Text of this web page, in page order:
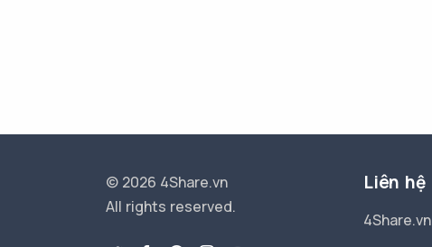
© 2026 4Share.vn
All rights reserved.
Liên hệ
4Share.vn